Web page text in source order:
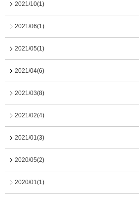
2021/10(1)
2021/06(1)
2021/05(1)
2021/04(6)
2021/03(8)
2021/02(4)
2021/01(3)
2020/05(2)
2020/01(1)